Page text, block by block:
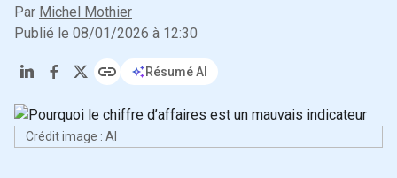
Par Michel Mothier
Publié le 08/01/2026 à 12:30
Résumé AI
Crédit image : AI